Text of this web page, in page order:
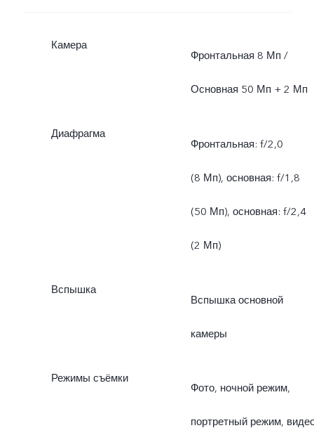
Камера
Фронтальная 8 Мп /
Основная 50 Мп + 2 Мп
Диафрагма
Фронтальная: f/2,0
(8 Мп), основная: f/1,8
(50 Мп), основная: f/2,4
(2 Мп)
Вспышка
Вспышка основной
камеры
Режимы съёмки
Фото, ночной режим,
портретный режим,